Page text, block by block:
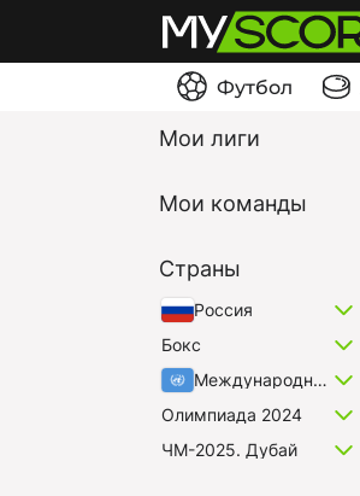
Футбол
Мои лиги
Мои команды
Страны
Россия
Бокс
Международные
Олимпиада 2024
ЧМ-2025. Дубай